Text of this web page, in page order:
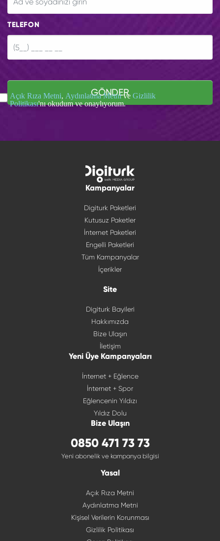
TELEFON
GÖNDER
Açık Rıza Metni, Aydınlatma Metnive Gizlilik
Politikası'nı okudum ve onaylıyorum.
Kampanyalar
Digiturk Paketleri
Kutusuz Paketler
İnternet Paketleri
Engelli Paketleri
Tüm Kampanyalar
İçerikler
Site
Digiturk Bayileri
Hakkımızda
Bize Ulaşın
İletişim
Yeni Üye Kampanyaları
İnternet + Eğlence
İnternet + Spor
Eğlencenin Yıldızı
Yıldız Dolu
Bize Ulaşın
0850 471 73 73
Yeni abonelik ve kampanya bilgisi
Yasal
Açık Rıza Metni
Aydınlatma Metni
Kişisel Verilerin Korunması
Gizlilik Politikası